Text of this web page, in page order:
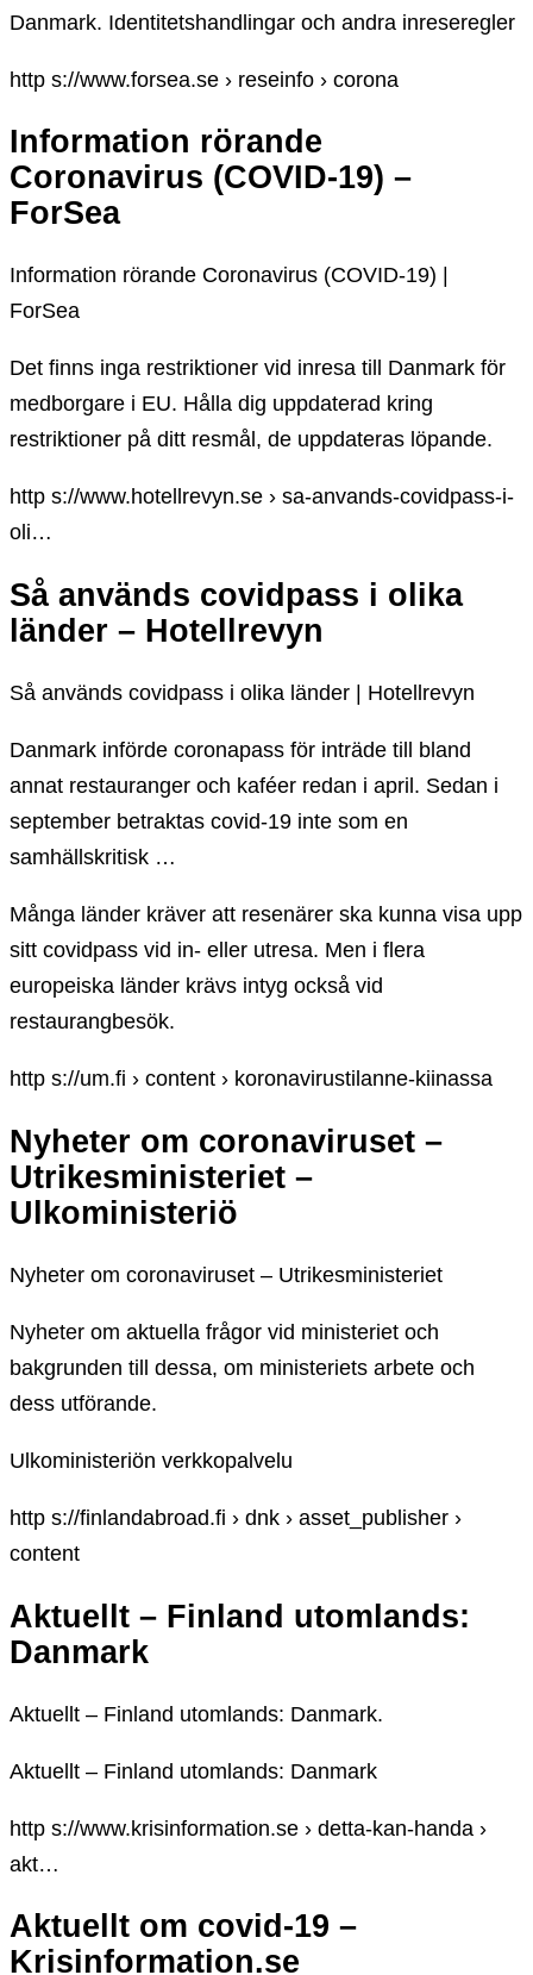
Danmark. Identitetshandlingar och andra inreseregler
http s://www.forsea.se › reseinfo › corona
Information rörande
Coronavirus (COVID-19) –
ForSea
Information rörande Coronavirus (COVID-19) |
ForSea
Det finns inga restriktioner vid inresa till Danmark för
medborgare i EU. Hålla dig uppdaterad kring
restriktioner på ditt resmål, de uppdateras löpande.
http s://www.hotellrevyn.se › sa-anvands-covidpass-i-
oli…
Så används covidpass i olika
länder – Hotellrevyn
Så används covidpass i olika länder | Hotellrevyn
Danmark införde coronapass för inträde till bland
annat restauranger och kaféer redan i april. Sedan i
september betraktas covid-19 inte som en
samhällskritisk …
Många länder kräver att resenärer ska kunna visa upp
sitt covidpass vid in- eller utresa. Men i flera
europeiska länder krävs intyg också vid
restaurangbesök.
http s://um.fi › content › koronavirustilanne-kiinassa
Nyheter om coronaviruset –
Utrikesministeriet –
Ulkoministeriö
Nyheter om coronaviruset – Utrikesministeriet
Nyheter om aktuella frågor vid ministeriet och
bakgrunden till dessa, om ministeriets arbete och
dess utförande.
Ulkoministeriön verkkopalvelu
http s://finlandabroad.fi › dnk › asset_publisher ›
content
Aktuellt – Finland utomlands:
Danmark
Aktuellt – Finland utomlands: Danmark.
Aktuellt – Finland utomlands: Danmark
http s://www.krisinformation.se › detta-kan-handa ›
akt…
Aktuellt om covid-19 –
Krisinformation.se